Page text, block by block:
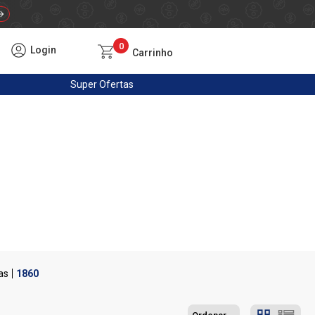
Login 0
Carrinho
SuperOfertas
1860